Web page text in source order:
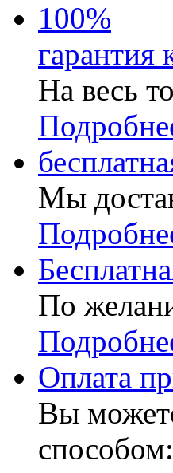
100%
гарантия
На весь
Мы
По
Оплата
Вы
способом: